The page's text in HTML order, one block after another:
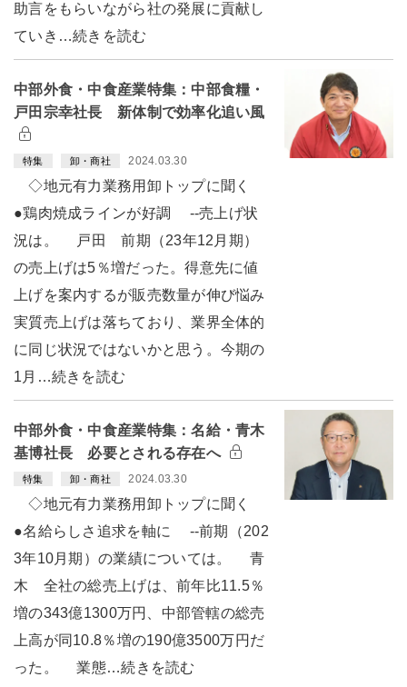
助言をもらいながら社の発展に貢献し
ていき…続きを読む
中部外食・中食産業特集：中部食糧・
戸田宗幸社長 新体制で効率化追い風
特集 卸・商社 2024.03.30
◇地元有力業務用卸トップに聞く
●鶏肉焼成ラインが好調 --売上げ状
況は。 戸田 前期（23年12月期）
の売上げは5％増だった。得意先に値
上げを案内するが販売数量が伸び悩み
実質売上げは落ちており、業界全体的
に同じ状況ではないかと思う。今期の
1月…続きを読む
中部外食・中食産業特集：名給・青木
基博社長 必要とされる存在へ
特集 卸・商社 2024.03.30
◇地元有力業務用卸トップに聞く
●名給らしさ追求を軸に --前期（202
3年10月期）の業績については。 青
木 全社の総売上げは、前年比11.5％
増の343億1300万円、中部管轄の総売
上高が同10.8％増の190億3500万円だ
った。 業態…続きを読む